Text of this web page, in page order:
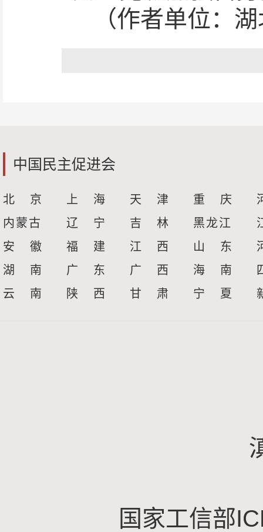
（作者单位：
中国民主促进会
北 京 上 海 天 津 重 庆
内蒙古
辽 宁 吉 林 黑龙江
安 徽
福 建 江 西 山 东
湖 南
广 东 广 西 海 南
云 南
陕 西 甘 肃 宁 夏
国家工信部